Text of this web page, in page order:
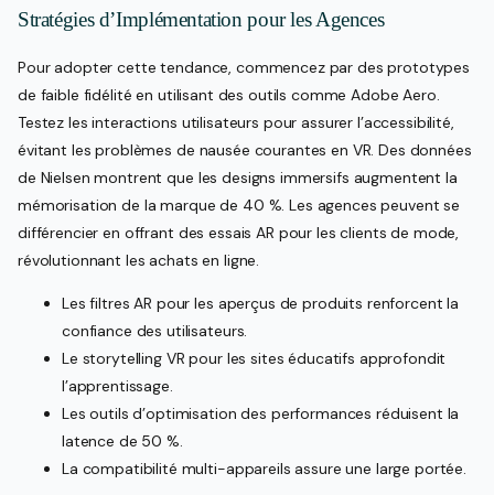
Stratégies d’Implémentation pour les Agences
Pour adopter cette tendance, commencez par des prototypes
de faible fidélité en utilisant des outils comme Adobe Aero.
Testez les interactions utilisateurs pour assurer l’accessibilité,
évitant les problèmes de nausée courantes en VR. Des données
de Nielsen montrent que les designs immersifs augmentent la
mémorisation de la marque de 40 %. Les agences peuvent se
différencier en offrant des essais AR pour les clients de mode,
révolutionnant les achats en ligne.
Les filtres AR pour les aperçus de produits renforcent la
confiance des utilisateurs.
Le storytelling VR pour les sites éducatifs approfondit
l’apprentissage.
Les outils d’optimisation des performances réduisent la
latence de 50 %.
La compatibilité multi-appareils assure une large portée.